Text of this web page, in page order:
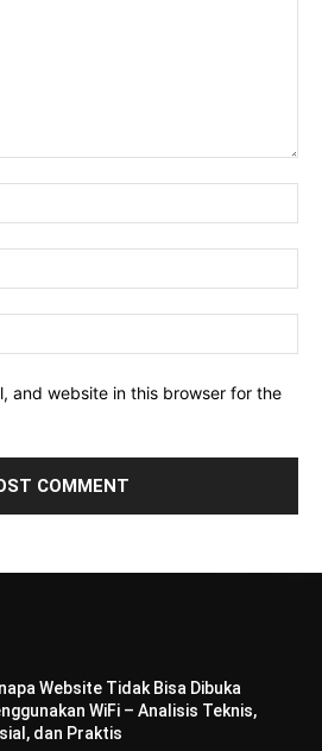
and website in this browser for the
Website Tidak Bisa Dibuka
WiFi – Analisis Teknis,
dan Praktis